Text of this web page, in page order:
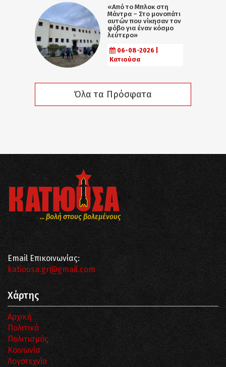
«Από το Μπλοκ στη
Μάντρα – Στο μονοπάτι
αυτών που νίκησαν τον
φόβο για έναν κόσμο
λεύτερο»
06-08-2026 |
Κατιούσα
Όλα τα Πρόσφατα
... βολή στους βολεμένους
Email Επικοινωνίας:
katiousa.gr@gmail.com
Χάρτης
Αρχική
Πολιτικά
Πολιτισμός
Κοινωνία
Λογοτεχνία